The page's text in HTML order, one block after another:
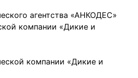
компании «Дикие и